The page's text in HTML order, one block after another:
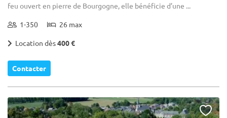
feu ouvert en pierre de Bourgogne, elle bénéficie d’une ...
1-350 26 max
Location dès400 €
Contacter